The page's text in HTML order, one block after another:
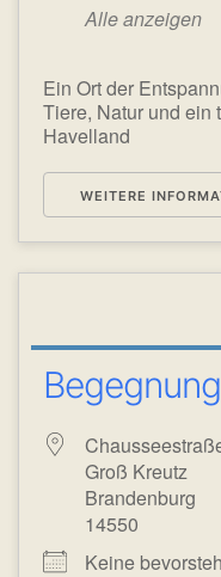
Alle anzeigen
Ein Ort der
Tiere, Natur und ein
Havelland
WEITERE
Groß Kreutz
Brandenburg
14550
Keine